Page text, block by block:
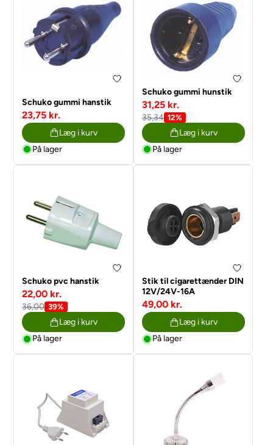
Schuko gummi hanstik
23,75 kr.
Læg i kurv
På lager
Schuko gummi hunstik
31,25 kr.
35,34 12%
Læg i kurv
På lager
Schuko pvc hanstik
22,00 kr.
36,00 39%
Læg i kurv
På lager
Stik til cigarettænder DIN
12V/24V-16A
49,00 kr.
Læg i kurv
På lager